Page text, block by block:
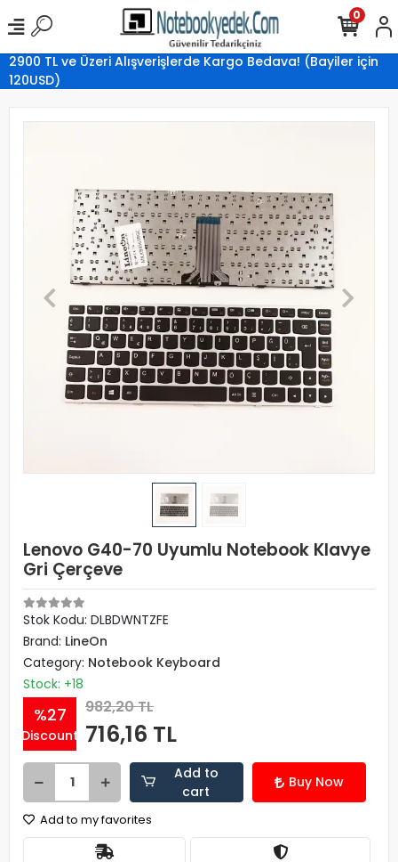
2900 TL ve Üzeri Alışverişlerde Kargo Bedava! (Bayiler için
120USD)
0
Lenovo G40-70 Uyumlu Notebook Klavye
Gri Çerçeve
Stok Kodu: DLBDWNTZFE
Brand: LineOn
Category: Notebook Keyboard
Stock: +18
%27
Discount
982,20 TL
716,16 TL
Add to
cart
Buy Now
Add to my favorites